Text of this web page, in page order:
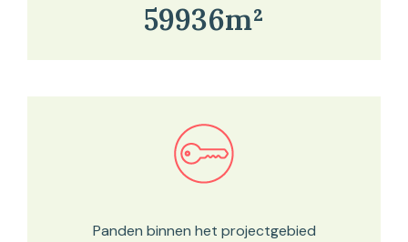
59936m²
Bekijk in onze kaartviewer
Panden binnen het projectgebied